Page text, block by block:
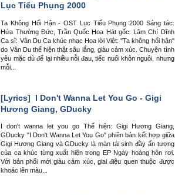
Lục Tiểu Phụng 2000
Ta Không Hối Hận - OST Lục Tiểu Phụng 2000 Sáng tác:
Hứa Thường Đức, Trần Quốc Hoa Hát gốc: Lâm Chí Dĩnh
Ca sĩ: Vân Du Ca khúc nhạc Hoa lời Việt: "Ta không hối hận"
do Vân Du thể hiện thật sâu lắng, giàu cảm xúc. Chuyện tình
yêu mặc dù để lại nhiều nỗi đau, tiếc nuối khôn nguôi, nhưng
mỗi...
[Lyrics]
I Don't Wanna Let You Go - Gigi
Hương Giang, GDucky
I don't wanna let you go Thể hiện: Gigi Hương Giang,
GDucky "I Don't Wanna Let You Go" phiên bản kết hợp giữa
Gigi Hương Giang và GDucky là màn tái sinh đầy ấn tượng
của ca khúc từng xuất hiện trong EP Ngày hoàng hôn rơi.
Với bản phối mới giàu cảm xúc, giai điệu quen thuộc được
khoác lên màu...